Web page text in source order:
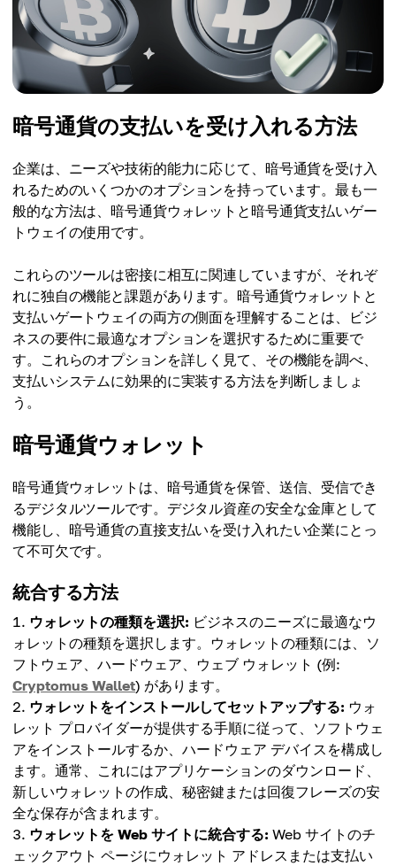
暗号通貨の支払いを受け入れる方法
企業は、ニーズや技術的能力に応じて、暗号通貨を受け入
れるためのいくつかのオプションを持っています。最も一
般的な方法は、暗号通貨ウォレットと暗号通貨支払いゲー
トウェイの使用です。
これらのツールは密接に相互に関連していますが、それぞ
れに独自の機能と課題があります。暗号通貨ウォレットと
支払いゲートウェイの両方の側面を理解することは、ビジ
ネスの要件に最適なオプションを選択するために重要で
す。これらのオプションを詳しく見て、その機能を調べ、
支払いシステムに効果的に実装する方法を判断しましょ
う。
暗号通貨ウォレット
暗号通貨ウォレットは、暗号通貨を保管、送信、受信でき
るデジタルツールです。デジタル資産の安全な金庫として
機能し、暗号通貨の直接支払いを受け入れたい企業にとっ
て不可欠です。
統合する方法
ウォレットの種類を選択: ビジネスのニーズに最適なウ
ォレットの種類を選択します。ウォレットの種類には、ソ
フトウェア、ハードウェア、ウェブ ウォレット (例:
Cryptomus Wallet) があります。
ウォレットをインストールしてセットアップする: ウォ
レット プロバイダーが提供する手順に従って、ソフトウェ
アをインストールするか、ハードウェア デバイスを構成し
ます。通常、これにはアプリケーションのダウンロード、
新しいウォレットの作成、秘密鍵または回復フレーズの安
全な保存が含まれます。
ウォレットを Web サイトに統合する: Web サイトのチ
ェックアウト ページにウォレット アドレスまたは支払い